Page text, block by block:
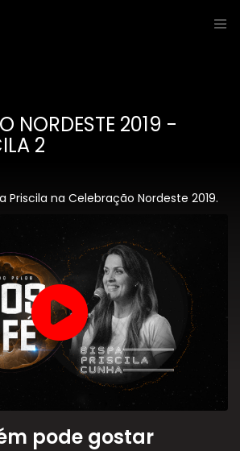
NORDESTE 2019 -
2
Priscila na Celebração Nordeste 2019.
pode gostar